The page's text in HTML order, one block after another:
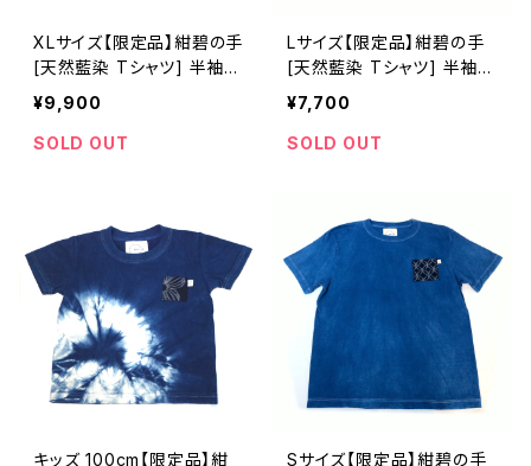
XLサイズ【限定品】紺碧の手
[天然藍染 Tシャツ] 半袖
片側絞り染め(左脇から裾)
※職人手染め
¥9,900
SOLD OUT
Lサイズ【限定品】紺碧の手
[天然藍染 Tシャツ] 半袖
全体絞り染め(左肩絞り無
し)※職人手染め
¥7,700
SOLD OUT
キッズ 100cm【限定品】紺 Sサイズ【限定品】紺碧の手